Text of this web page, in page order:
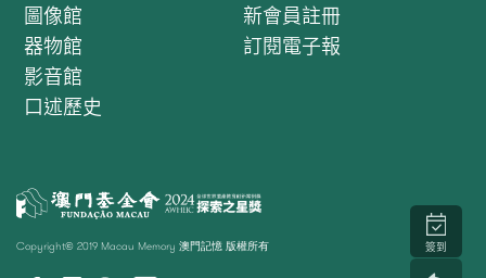
圖像館
器物館
影音館
口述歷史
新會員註冊
訂閱電子報
Copyright© 2019 Macau Memory 澳門記憶 版權所有 簽到